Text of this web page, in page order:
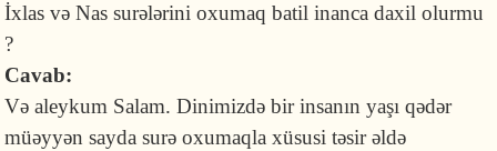
İxlas və Nas surələrini oxumaq batil inanca daxil olurmu
?
Cavab:
Və aleykum Salam. Dinimizdə bir insanın yaşı qədər
müəyyən sayda surə oxumaqla xüsusi təsir əldə